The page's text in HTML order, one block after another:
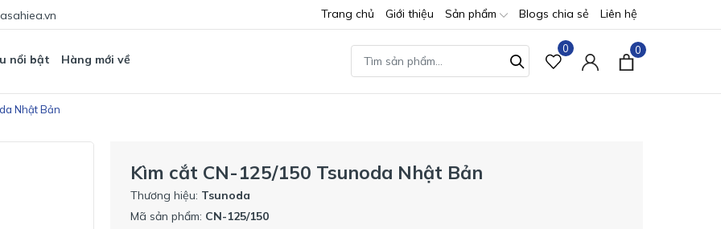
Trang chủ Giới thiệu Sản phẩm Blogs chia sẻ Liên hệ
nổi bật Hàng mới về
0 0
Nhật Bản
Kìm cắt CN-125/150 Tsunoda Nhật Bản
Thương hiệu: Tsunoda
Mã sản phẩm: CN-125/150